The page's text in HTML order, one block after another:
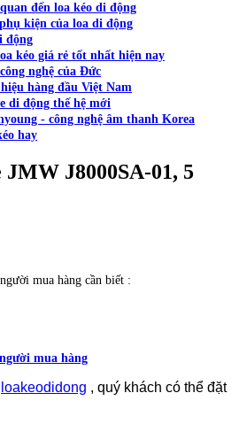
đến loa kéo di động
kiện của loa di động
động
kéo giá rẻ tốt nhất hiện nay
nghệ của Đức
hàng đầu Việt Nam
di động thế hệ mới
- công nghệ âm thanh Korea
hay
J8000SA-01, 5
mua hàng cần biết :
mua hàng
loakeodidong , quý khách có thể đặt